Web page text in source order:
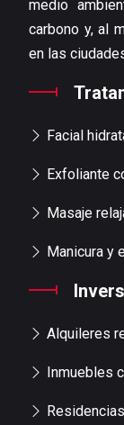
medio
carbono y, al
en las
Facial
Exfoliante
Masaje
Manicura y
Alquileres
Inmuebles